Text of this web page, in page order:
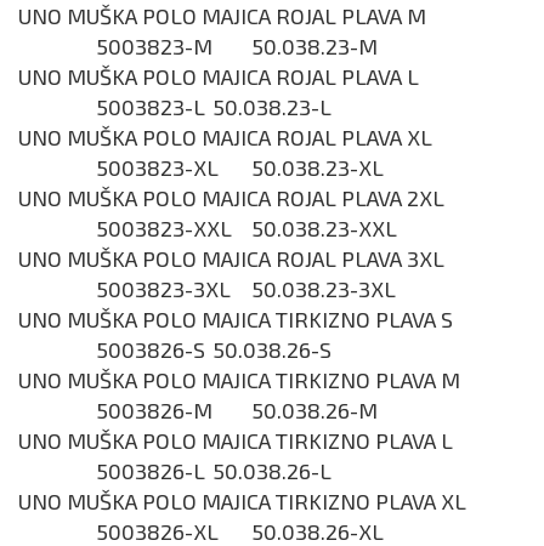
UNO MUŠKA POLO MAJICA ROJAL PLAVA M
5003823-M
50.038.23-M
UNO MUŠKA POLO MAJICA ROJAL PLAVA L
5003823-L 50.038.23-L
UNO MUŠKA POLO MAJICA ROJAL PLAVA XL
5003823-XL
50.038.23-XL
UNO MUŠKA POLO MAJICA ROJAL PLAVA 2XL
5003823-XXL
50.038.23-XXL
UNO MUŠKA POLO MAJICA ROJAL PLAVA 3XL
5003823-3XL
50.038.23-3XL
UNO MUŠKA POLO MAJICA TIRKIZNO PLAVA S
5003826-S 50.038.26-S
UNO MUŠKA POLO MAJICA TIRKIZNO PLAVA M
5003826-M
50.038.26-M
UNO MUŠKA POLO MAJICA TIRKIZNO PLAVA L
5003826-L 50.038.26-L
UNO MUŠKA POLO MAJICA TIRKIZNO PLAVA XL
5003826-XL
50.038.26-XL